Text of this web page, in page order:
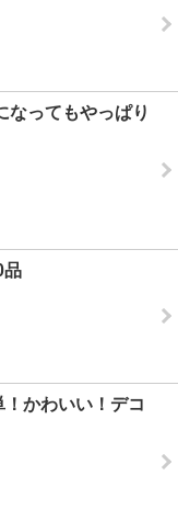
なってもやっぱり
品
かわいい！デコ